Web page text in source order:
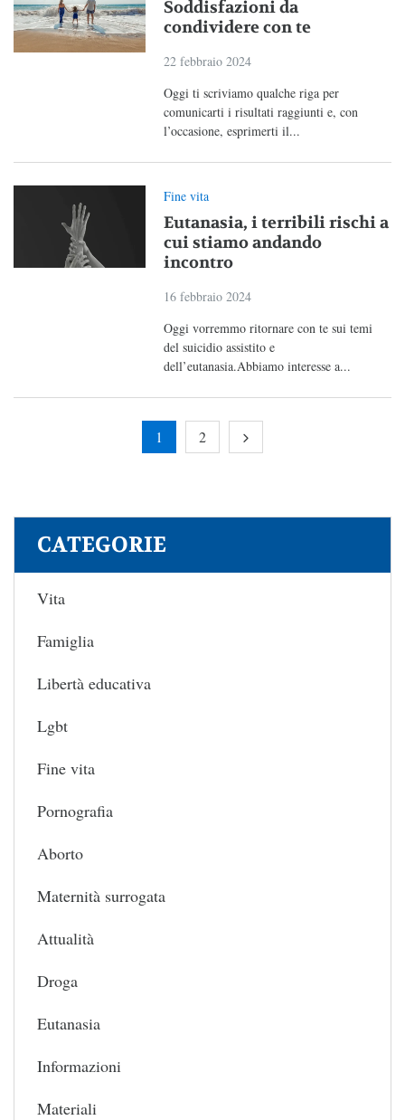
Soddisfazioni da
condividere con te
22 febbraio 2024
Oggi ti scriviamo qualche riga per
comunicarti i risultati raggiunti e, con
l’occasione, esprimerti il...
Fine vita
Eutanasia, i terribili rischi a
cui stiamo andando
incontro
16 febbraio 2024
Oggi vorremmo ritornare con te sui temi
del suicidio assistito e
dell’eutanasia.Abbiamo interesse a...
1 2
CATEGORIE
Vita
Famiglia
Libertà educativa
Lgbt
Fine vita
Pornografia
Aborto
Maternità surrogata
Attualità
Droga
Eutanasia
Informazioni
Materiali